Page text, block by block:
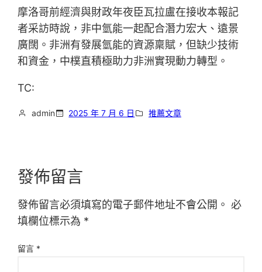
摩洛哥前經濟與財政年夜臣瓦拉盧在接收本報記
者采訪時說，非中氫能一起配合潛力宏大、遠景
廣闊。非洲有發展氫能的資源稟賦，但缺少技術
和資金，中樸直積極助力非洲實現動力轉型。
TC:
admin 2025 年 7 月 6 日 推薦文章
發佈留言
發佈留言必須填寫的電子郵件地址不會公開。 必
填欄位標示為 *
留言 *